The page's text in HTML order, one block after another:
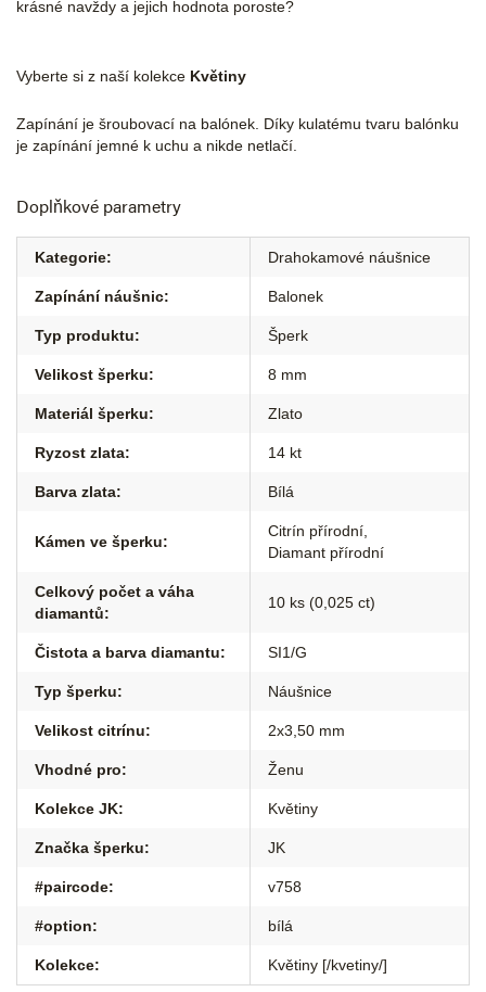
krásné navždy a jejich hodnota poroste?
Vyberte si z naší kolekce Květiny
Zapínání je šroubovací na balónek. Díky kulatému tvaru balónku
je zapínání jemné k uchu a nikde netlačí.
Doplňkové parametry
Kategorie: Drahokamové náušnice
Zapínání náušnic: Balonek
Typ produktu: Šperk
Velikost šperku: 8 mm
Materiál šperku: Zlato
Ryzost zlata: 14 kt
Barva zlata: Bílá
Kámen ve šperku:
Citrín přírodní
Diamant přírodní
Celkový počet a váha
diamantů:
10 ks (0,025 ct)
Čistota a barva diamantu: SI1/G
Typ šperku: Náušnice
Velikost citrínu: 2x3,50 mm
Vhodné pro: Ženu
Kolekce JK: Květiny
Značka šperku: JK
#paircode: v758
#option: bílá
Kolekce: Květiny [/kvetiny/]